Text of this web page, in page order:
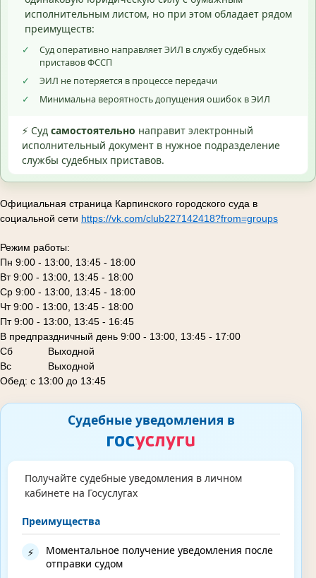
исполнительным листом, но при этом обладает рядом
преимуществ:
✓
Суд оперативно направляет ЭИЛ в службу судебных
приставов ФССП
✓
ЭИЛ не потеряется в процессе передачи
✓
Минимальна вероятность допущения ошибок в ЭИЛ
⚡ Суд самостоятельно направит электронный
исполнительный документ в нужное подразделение
службы судебных приставов.
Официальная страница Карпинского городского суда в
социальной сети https://vk.com/club227142418?from=groups
Режим работы:
Пн 9:00 - 13:00, 13:45 - 18:00
Вт 9:00 - 13:00, 13:45 - 18:00
Ср 9:00 - 13:00, 13:45 - 18:00
Чт 9:00 - 13:00, 13:45 - 18:00
Пт 9:00 - 13:00, 13:45 - 16:45
В предпраздничный день 9:00 - 13:00, 13:45 - 17:00
Сб
Выходной
Вс Выходной
Обед: с 13:00 до 13:45
Судебные уведомления в
Получайте судебные уведомления в личном
кабинете на Госуслугах
Преимущества
⚡
Моментальное получение уведомления после
отправки судом